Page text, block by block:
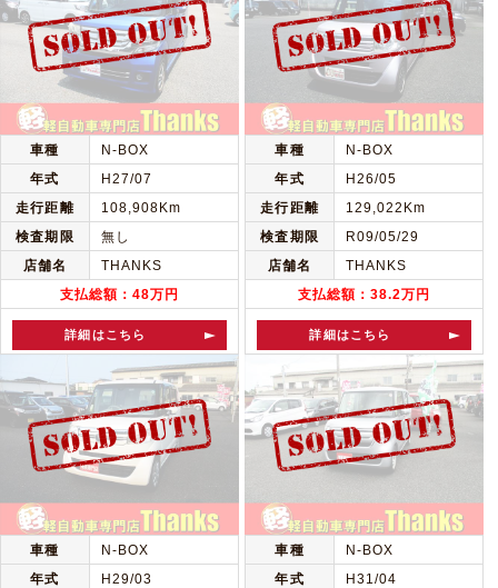
車種
N-BOX
年式
H27/07
走行距離
108,908Km
検査期限
無し
店舗名
THANKS
支払総額：48万円
詳細はこちら
車種
N-BOX
年式
H26/05
走行距離
129,022Km
検査期限
R09/05/29
店舗名
THANKS
支払総額：38.2万円
詳細はこちら
車種
N-BOX
年式
H29/03
車種
N-BOX
年式
H31/04